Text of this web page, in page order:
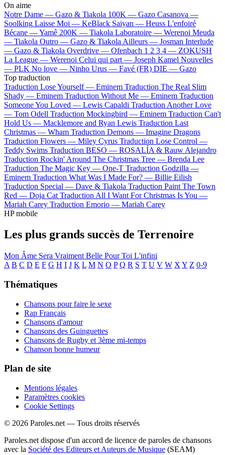
On aime
Notre Dame — Gazo & Tiakola 100K — Gazo Casanova —
Soolking Laisse Moi — KeBlack Saiyan — Heuss L'enfoiré
Bécane —Yamê 200K — Tiakola Laboratoire — Werenoi Meuda
— Tiakola Outro — Gazo & Tiakola Ailleurs — Josman Interlude
— Gazo & Tiakola Overdrive — Ofenbach 1 2 3 4 — ZOKUSH
La League — Werenoi Celui qui part — Joseph Kamel Nouvelles
— PLK No love — Ninho Urus — Favé (FR) DIE — Gazo
Top traduction
Traduction Lose Yourself — Eminem Traduction The Real Slim
Shady — Eminem Traduction Without Me — Eminem Traduction
Someone You Loved — Lewis Capaldi Traduction Another Love
— Tom Odell Traduction Mockingbird — Eminem Traduction Can't
Hold Us — Macklemore and Ryan Lewis Traduction Last
Christmas — Wham Traduction Demons — Imagine Dragons
Traduction Flowers — Miley Cyrus Traduction Lose Control —
Teddy Swims Traduction BESO — ROSALÍA & Rauw Alejandro
Traduction Rockin' Around The Christmas Tree — Brenda Lee
Traduction The Magic Key — One-T Traduction Godzilla —
Eminem Traduction What Was I Made For? — Billie Eilish
Traduction Special — Dave & Tiakola Traduction Paint The Town
Red — Doja Cat Traduction All I Want For Christmas Is You —
Mariah Carey Traduction Emorio — Mariah Carey
HP mobile
Les plus grands succès de Terrenoire
Mon Âme Sera Vraiment Belle Pour Toi L'infini
A B C D E F G H I J K L M N O P Q R S T U V W X Y Z 0-9
Thématiques
Chansons pour faire le sexe
Rap Français
Chansons d'amour
Chansons des Guinguettes
Chansons de Rugby et 3ème mi-temps
Chanson bonne humeur
Plan de site
Mentions légales
Paramètres cookies
Cookie Settings
© 2026 Paroles.net — Tous droits réservés
Paroles.net dispose d'un accord de licence de paroles de chansons
avec la Société des Editeurs et Auteurs de Musique (SEAM)